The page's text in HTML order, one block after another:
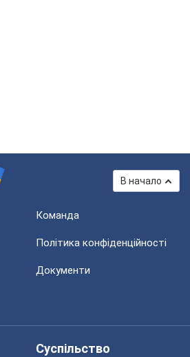
В начало
Команда
Політика конфіденційності
Документи
Суспільство